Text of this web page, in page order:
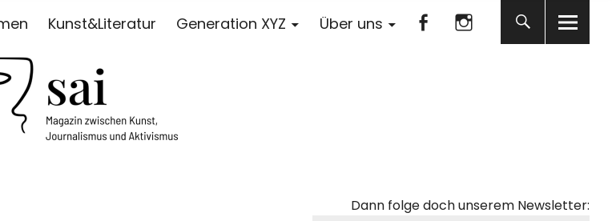
Kunst&Literatur Generation XYZ Über uns
FacebookInstagram
Dann folge doch unserem Newsletter: